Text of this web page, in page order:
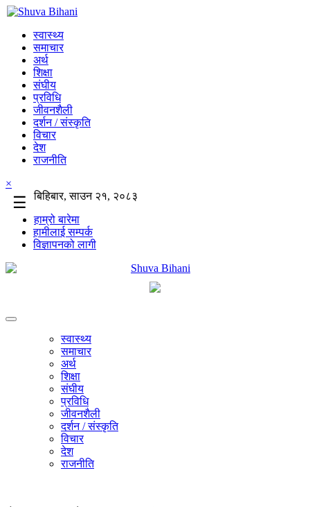
स्वास्थ्य
समाचार
अर्थ
शिक्षा
संघीय
प्रविधि
जीवनशैली
दर्शन / संस्कृति
विचार
देश
राजनीति
×
☰
बिहिबार, साउन २१, २०८३
हाम्रो बारेमा
हामीलाई सम्पर्क
विज्ञापनको लागी
स्वास्थ्य
समाचार
अर्थ
शिक्षा
संघीय
प्रविधि
जीवनशैली
दर्शन / संस्कृति
विचार
देश
राजनीति